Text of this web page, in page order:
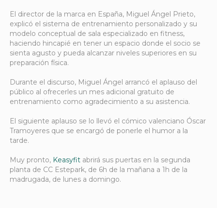
El director de la marca en España, Miguel Ángel Prieto,
explicó el sistema de entrenamiento personalizado y su
modelo conceptual de sala especializado en fitness,
haciendo hincapié en tener un espacio donde el socio se
sienta agusto y pueda alcanzar niveles superiores en su
preparación física.
Durante el discurso, Miguel Ángel arrancó el aplauso del
público al ofrecerles un mes adicional gratuito de
entrenamiento como agradecimiento a su asistencia.
El siguiente aplauso se lo llevó el cómico valenciano Óscar
Tramoyeres que se encargó de ponerle el humor a la
tarde.
Muy pronto, Keasyfit abrirá sus puertas en la segunda
planta de CC Estepark, de 6h de la mañana a 1h de la
madrugada, de lunes a domingo.